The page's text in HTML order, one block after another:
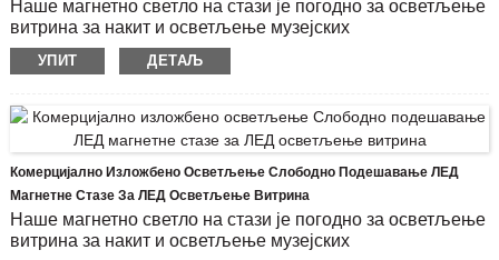
магнетни стуб
Светлосни ток:300 Лм
Радно време (сат): 20000
Наше магнетно светло на стази је погодно за осветљење
витрина за накит и осветљење музејских
витрина.Осветљење стазе од 12В користи 4 комада ЦОБ
чипа од 7В.Глава лампе 12в мини рефлектора може се
Модел производа: ЦХИБ7527-П-3В
ЛЕД чип: ОСРАМ
Лака пруга: округли стуб, равна стуба
Карактеристика: Покретна, ротирајућа за 360
Начин монтаже: Постаје у потпуности монтиран на
магнетни стуб
УПИТ ДЕТАЉ
Комерцијално Изложбено Осветљење Слободно Подешавање ЛЕД
Магнетне Стазе За ЛЕД Осветљење Витрина
Наше магнетно светло на стази је погодно за осветљење
витрина за накит и осветљење музејских